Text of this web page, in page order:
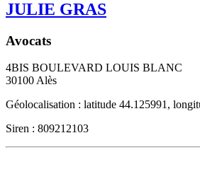
JULIE GRAS
Avocats
4BIS BOULEVARD LOUIS BLANC
30100 Alès
Géolocalisation : latitude 44.125991,
Siren : 809212103